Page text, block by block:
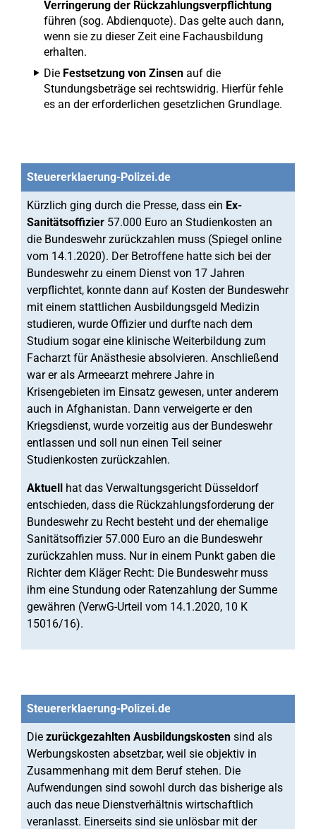
Verringerung der Rückzahlungsverpflichtung
führen (sog. Abdienquote). Das gelte auch dann,
wenn sie zu dieser Zeit eine Fachausbildung
erhalten.
Die Festsetzung von Zinsen auf die
Stundungsbeträge sei rechtswidrig. Hierfür fehle
es an der erforderlichen gesetzlichen Grundlage.
Steuererklaerung-Polizei.de
Kürzlich ging durch die Presse, dass ein Ex-
Sanitätsoffizier 57.000 Euro an Studienkosten an
die Bundeswehr zurückzahlen muss (Spiegel online
vom 14.1.2020). Der Betroffene hatte sich bei der
Bundeswehr zu einem Dienst von 17 Jahren
verpflichtet, konnte dann auf Kosten der Bundeswehr
mit einem stattlichen Ausbildungsgeld Medizin
studieren, wurde Offizier und durfte nach dem
Studium sogar eine klinische Weiterbildung zum
Facharzt für Anästhesie absolvieren. Anschließend
war er als Armeearzt mehrere Jahre in
Krisengebieten im Einsatz gewesen, unter anderem
auch in Afghanistan. Dann verweigerte er den
Kriegsdienst, wurde vorzeitig aus der Bundeswehr
entlassen und soll nun einen Teil seiner
Studienkosten zurückzahlen.
Aktuell hat das Verwaltungsgericht Düsseldorf
entschieden, dass die Rückzahlungsforderung der
Bundeswehr zu Recht besteht und der ehemalige
Sanitätsoffizier 57.000 Euro an die Bundeswehr
zurückzahlen muss. Nur in einem Punkt gaben die
Richter dem Kläger Recht: Die Bundeswehr muss
ihm eine Stundung oder Ratenzahlung der Summe
gewähren (VerwG-Urteil vom 14.1.2020, 10 K
15016/16).
Steuererklaerung-Polizei.de
Die zurückgezahlten Ausbildungskosten sind als
Werbungskosten absetzbar, weil sie objektiv in
Zusammenhang mit dem Beruf stehen. Die
Aufwendungen sind sowohl durch das bisherige als
auch das neue Dienstverhältnis wirtschaftlich
veranlasst. Einerseits sind sie unlösbar mit der